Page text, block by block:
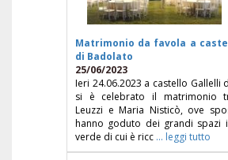
Matrimonio da favola a
di Badolato
25/06/2023
Ieri 24.06.2023 a castello Gallelli
si è celebrato il matrimonio
Leuzzi e Maria Nisticò, ove
hanno goduto dei grandi spazi
verde di cui è ricc ... leggi tutto